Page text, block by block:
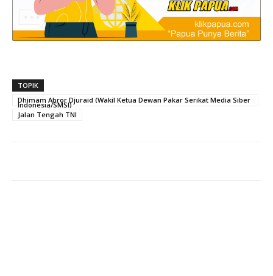
TOPIK
Dhimam Abror Djuraid (Wakil Ketua Dewan Pakar Serikat Media Siber
Indonesia/SMSI)
Jalan Tengah TNI